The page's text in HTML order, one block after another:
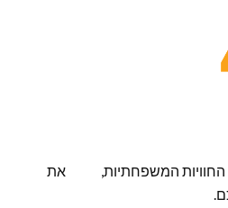
החוויות המשפחתיות, את